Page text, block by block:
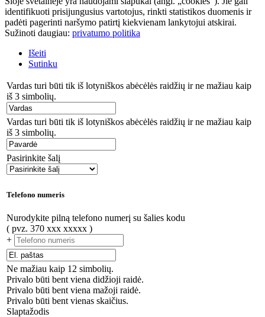
identifikuoti prisijungusius vartotojus, rinkti statistikos duomenis ir
padėti pagerinti naršymo patirtį kiekvienam lankytojui atskirai.
Sužinoti daugiau: privatumo politika
Išeiti
Sutinku
Vardas turi būti tik iš lotyniškos abėcėlės raidžių ir ne mažiau kaip
iš 3 simbolių.
Vardas turi būti tik iš lotyniškos abėcėlės raidžių ir ne mažiau kaip
iš 3 simbolių.
Pasirinkite šalį
Telefono numeris
Nurodykite pilną telefono numerį su šalies kodu
( pvz. 370 xxx xxxxx )
+
Ne mažiau kaip 12 simbolių.
Privalo būti bent viena didžioji raidė.
Privalo būti bent viena mažoji raidė.
Privalo būti bent vienas skaičius.
Slaptažodis